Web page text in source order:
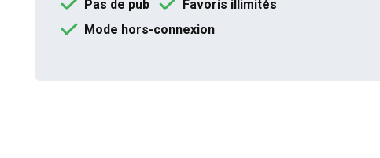
Pas de pub
Favoris illimités
Mode hors-connexion